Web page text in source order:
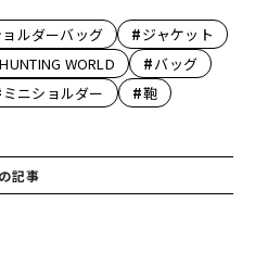
ルダーバッグ #ジャケット
WORLD #バッグ
ミニショルダー #鞄
記事